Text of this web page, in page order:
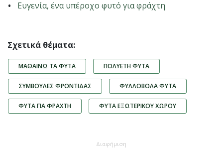
Ευγενία, ένα υπέροχο φυτό για φράχτη
Σχετικά θέματα:
ΜΑΘΑΊΝΩ ΤΑ ΦΥΤΆ ΠΟΛΥΕΤΉ ΦΥΤΆ
ΣΥΜΒΟΥΛΈΣ ΦΡΟΝΤΊΔΑΣ ΦΥΛΛΟΒΌΛΑ ΦΥΤΆ
ΦΥΤΆ ΓΙΑ ΦΡΆΧΤΗ ΦΥΤΆ ΕΞΩΤΕΡΙΚΟΎ ΧΏΡΟΥ
Διαφήμιση